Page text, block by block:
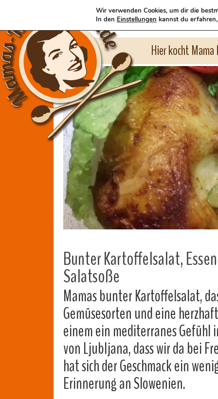
Hier kocht
Bunter Kartoffelsalat,
Salatsoße
Mamas bunter Kartoffelsalat,
Gemüsesorten und eine
einem ein mediterranes Gefühl
von Ljubljana, dass wir da bei
hat sich der Geschmack ein
Erinnerung an Slowenien.
Wir verwenden Cookies, um dir die
In den Einstellungen kannst du